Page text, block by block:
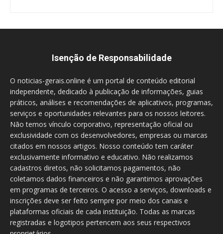
Isenção de Responsabilidade
O noticias-gerais.online é um portal de conteúdo editorial
independente, dedicado à publicação de informações, guias
práticos, análises e recomendações de aplicativos, programas,
serviços e oportunidades relevantes para os nossos leitores.
Não temos vínculo corporativo, representação oficial ou
exclusividade com os desenvolvedores, empresas ou marcas
citados em nossos artigos. Nosso conteúdo tem caráter
exclusivamente informativo e educativo. Não realizamos
cadastros diretos, não solicitamos pagamentos, não
coletamos dados financeiros e não garantimos aprovações
em programas de terceiros. O acesso a serviços, downloads e
inscrições deve ser feito sempre por meio dos canais e
plataformas oficiais de cada instituição. Todas as marcas
registradas e logotipos pertencem aos seus respectivos